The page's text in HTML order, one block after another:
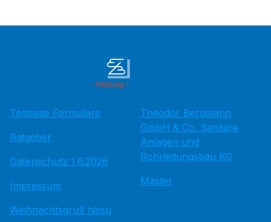
Testseite Formulare
Ratgeber
Datenschutz 1.6.2026
Impressum
Weihnachtsgruß hissu
Theodor Bergmann
GmbH & Co. Sanitäre
Anlagen und
Rohrleitungsbau KG
Master